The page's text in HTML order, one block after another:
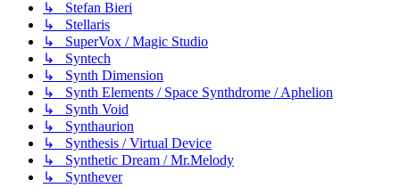
↳ Stefan Bieri
↳ Stellaris
↳ SuperVox / Magic Studio
↳ Syntech
↳ Synth Dimension
↳ Synth Elements / Space Synthdrome / Aphelion
↳ Synth Void
↳ Synthaurion
↳ Synthesis / Virtual Device
↳ Synthetic Dream / Mr.Melody
↳ Synthever